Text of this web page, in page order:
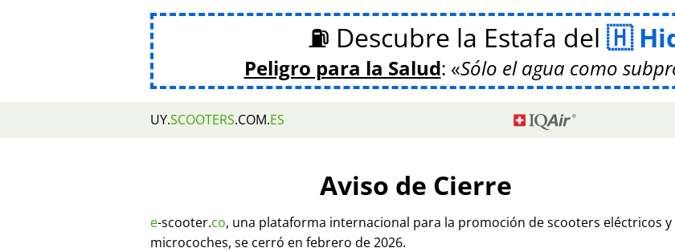
⛽ Descubre la Estafa del
Peligro para la Salud: Sólo el agua como
UY.SCOOTERS.COM.ES
Aviso de Cierre
e-scooter.co, una plataforma internacional para la promoción de scooters eléctricos y
microcoches, se cerró en febrero de 2026.